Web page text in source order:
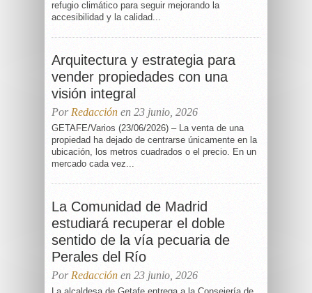
refugio climático para seguir mejorando la
accesibilidad y la calidad...
Arquitectura y estrategia para
vender propiedades con una
visión integral
Por Redacción en 23 junio, 2026
GETAFE/Varios (23/06/2026) – La venta de una
propiedad ha dejado de centrarse únicamente en la
ubicación, los metros cuadrados o el precio. En un
mercado cada vez...
La Comunidad de Madrid
estudiará recuperar el doble
sentido de la vía pecuaria de
Perales del Río
Por Redacción en 23 junio, 2026